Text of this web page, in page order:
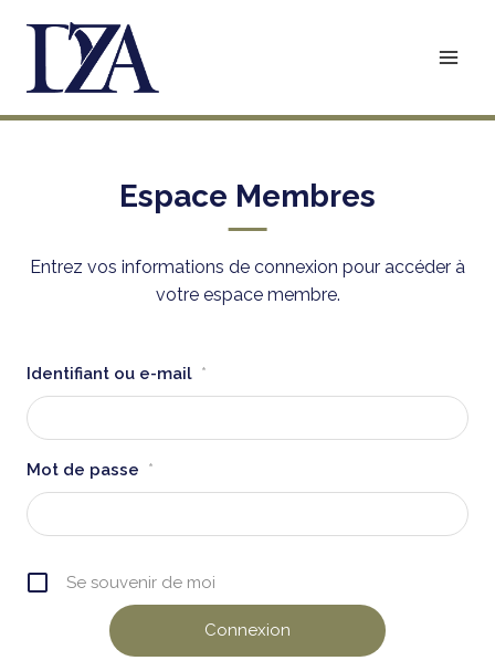
contenu
Espace Membres
Entrez vos informations de connexion pour accéder à
votre espace membre.
Identifiant ou e-mail *
Mot de passe *
Se souvenir de moi